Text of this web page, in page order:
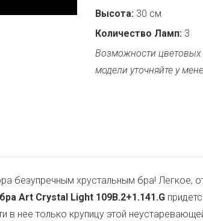
Высота: 30 см
Количество Ламп: 3
Возможности
модели уточняйте у
безупречным хрустальным бра! Легкое,
бра Art Crystal Light 109B.2+1.141.G
в нее только крупицу этой